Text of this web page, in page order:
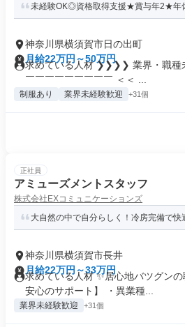
未経験OK◎資格取得支援★賞与年2★年
神奈川県横須賀市日の出町
月給22万円～50万円
求めている人材 ❯❯❯❯ 業界・職種
￣￣￣￣￣￣￣￣￣ ＜＜ ...
制服あり 業界未経験歓迎 +31個
正社員
アミューズメントスタッフ
株式会社EXコミュニケーションズ
大自然の中で自分らしく！冷房完備で快
神奈川県横須賀市長井
月給22万円～33万円
求めている人材 ✨居心地バツグン
安心のサポート】 ・異業種...
業界未経験歓迎 +31個